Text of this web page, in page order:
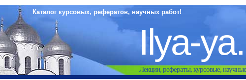
Каталог курсовых, рефератов, научных работ!
Ilya-
Лекции, рефераты, курсовые,